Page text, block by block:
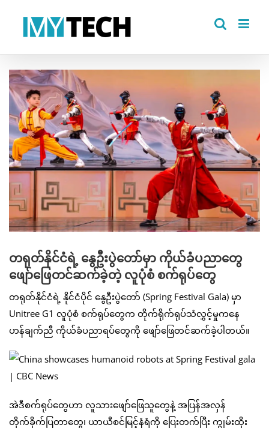
View
Larger
Image
တရုတ်နိုင်ငံရဲ့ နွေဦးပွဲတော်မှာ ကိုယ်ခံပညာတွေ
ဖျော်ဖြေတင်ဆက်ခဲ့တဲ့ လူပုံစံ စက်ရုပ်တွေ
တရုတ်နိုင်ငံရဲ့ နိုင်ငံပိုင် နွေဦးပွဲတော် (Spring Festival Gala) မှာ
Unitree G1 လူပုံစံ စက်ရုပ်တွေက တိုက်ရိုက်ရုပ်သံလွှင့်မှုကနေ
ဟန်ချက်ညီ ကိုယ်ခံပညာရပ်တွေကို ဖျော်ဖြေတင်ဆက်ခဲ့ပါတယ်။
အဲဒီစက်ရုပ်တွေဟာ လူသားဖျော်ဖြေသူတွေနဲ့ အပြန်အလှန်
တိုက်ခိုက်ပြတာတွေ၊ ယာယီစင်မြင့်နံရံကို ပြေးတက်ပြီး ကျွမ်းထိုး